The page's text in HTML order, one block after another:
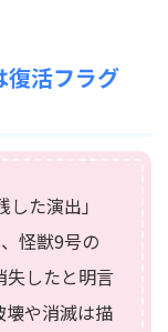
復活フラグ
た演出」
怪獣9号の
失したと明言
壊や消滅は描